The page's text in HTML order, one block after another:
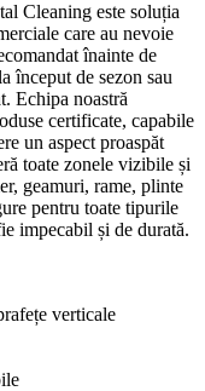
Cleaning este soluția
care au nevoie
înainte de
început de sezon sau
Echipa noastră
certificate, capabile
un aspect proaspăt
toate zonele vizibile și
geamuri, rame, plinte
pentru toate tipurile
impecabil și de durată.
verticale